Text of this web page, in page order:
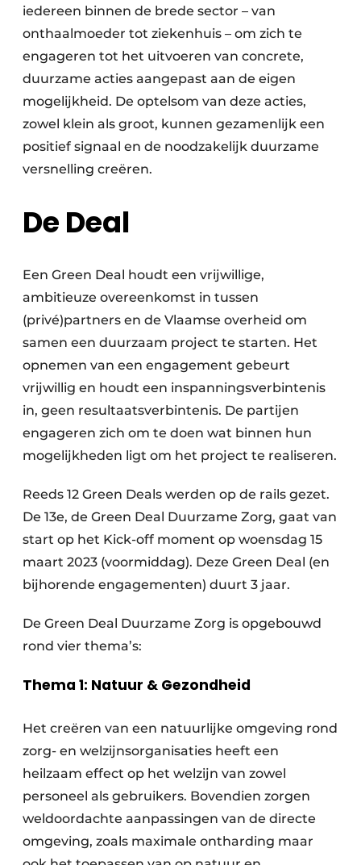
iedereen binnen de brede sector – van
onthaalmoeder tot ziekenhuis – om zich te
engageren tot het uitvoeren van concrete,
duurzame acties aangepast aan de eigen
mogelijkheid. De optelsom van deze acties,
zowel klein als groot, kunnen gezamenlijk een
positief signaal en de noodzakelijk duurzame
versnelling creëren.
De Deal
Een Green Deal houdt een vrijwillige,
ambitieuze overeenkomst in tussen
(privé)partners en de Vlaamse overheid om
samen een duurzaam project te starten. Het
opnemen van een engagement gebeurt
vrijwillig en houdt een inspanningsverbintenis
in, geen resultaatsverbintenis. De partijen
engageren zich om te doen wat binnen hun
mogelijkheden ligt om het project te realiseren.
Reeds 12 Green Deals werden op de rails gezet.
De 13e, de Green Deal Duurzame Zorg, gaat van
start op het Kick-off moment op woensdag 15
maart 2023 (voormiddag). Deze Green Deal (en
bijhorende engagementen) duurt 3 jaar.
De Green Deal Duurzame Zorg is opgebouwd
rond vier thema’s:
Thema 1: Natuur & Gezondheid
Het creëren van een natuurlijke omgeving rond
zorg- en welzijnsorganisaties heeft een
heilzaam effect op het welzijn van zowel
personeel als gebruikers. Bovendien zorgen
weldoordachte aanpassingen van de directe
omgeving, zoals maximale ontharding maar